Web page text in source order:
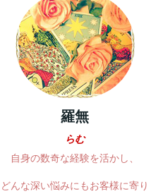
羅無
らむ
自身の数奇な経験を活かし、
どんな深い悩みにもお客様に寄り